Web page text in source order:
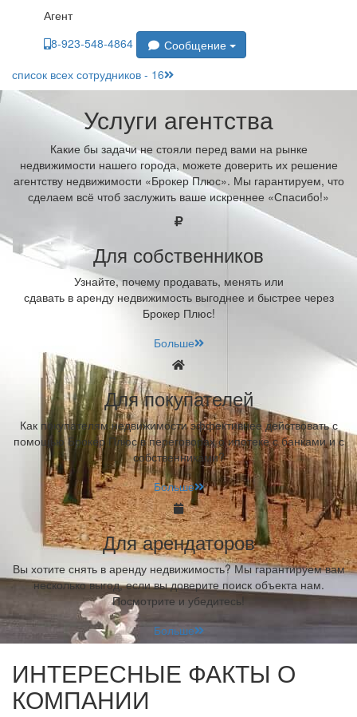
Агент
8-923-548-4864
Сообщение
список всех сотрудников - 16
Услуги агентства
Какие бы задачи не стояли перед вами на рынке
недвижимости нашего города, можете доверить их решение
агентству недвижимости «Брокер Плюс». Мы гарантируем, что
сделаем всё чтоб заслужить ваше искреннее «Спасибо!»
Для собственников
Узнайте, почему продавать, менять или
сдавать в аренду недвижимость выгоднее и быстрее через
Брокер Плюс!
Больше
Для покупателей
Как покупателям недвижимости эффективнее действовать с
помощью Брокер Плюс в переговорах о ипотеке с банками и с
собственниками?
Больше
Для арендаторов
Вы хотите снять в аренду недвижимость? Мы гарантируем вам
несколько выгод, если вы доверите поиск объекта нам.
Посмотрите и убедитесь!
Больше
ИНТЕРЕСНЫЕ ФАКТЫ О
КОМПАНИИ